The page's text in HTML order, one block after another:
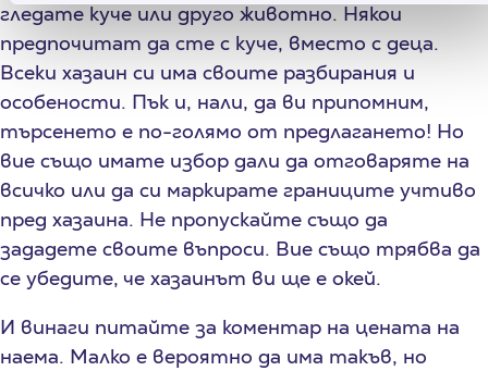
гледате куче или друго животно. Някои
предпочитат да сте с куче, вместо с деца.
Всеки хазаин си има своите разбирания и
особености. Пък и, нали, да ви припомним,
търсенето е по-голямо от предлагането! Но
вие също имате избор дали да отговаряте на
всичко или да си маркирате границите учтиво
пред хазаина. Не пропускайте също да
зададете своите въпроси. Вие също трябва да
се убедите, че хазаинът ви ще е окей.
И винаги питайте за коментар на цената на
наема. Малко е вероятно да има такъв, но